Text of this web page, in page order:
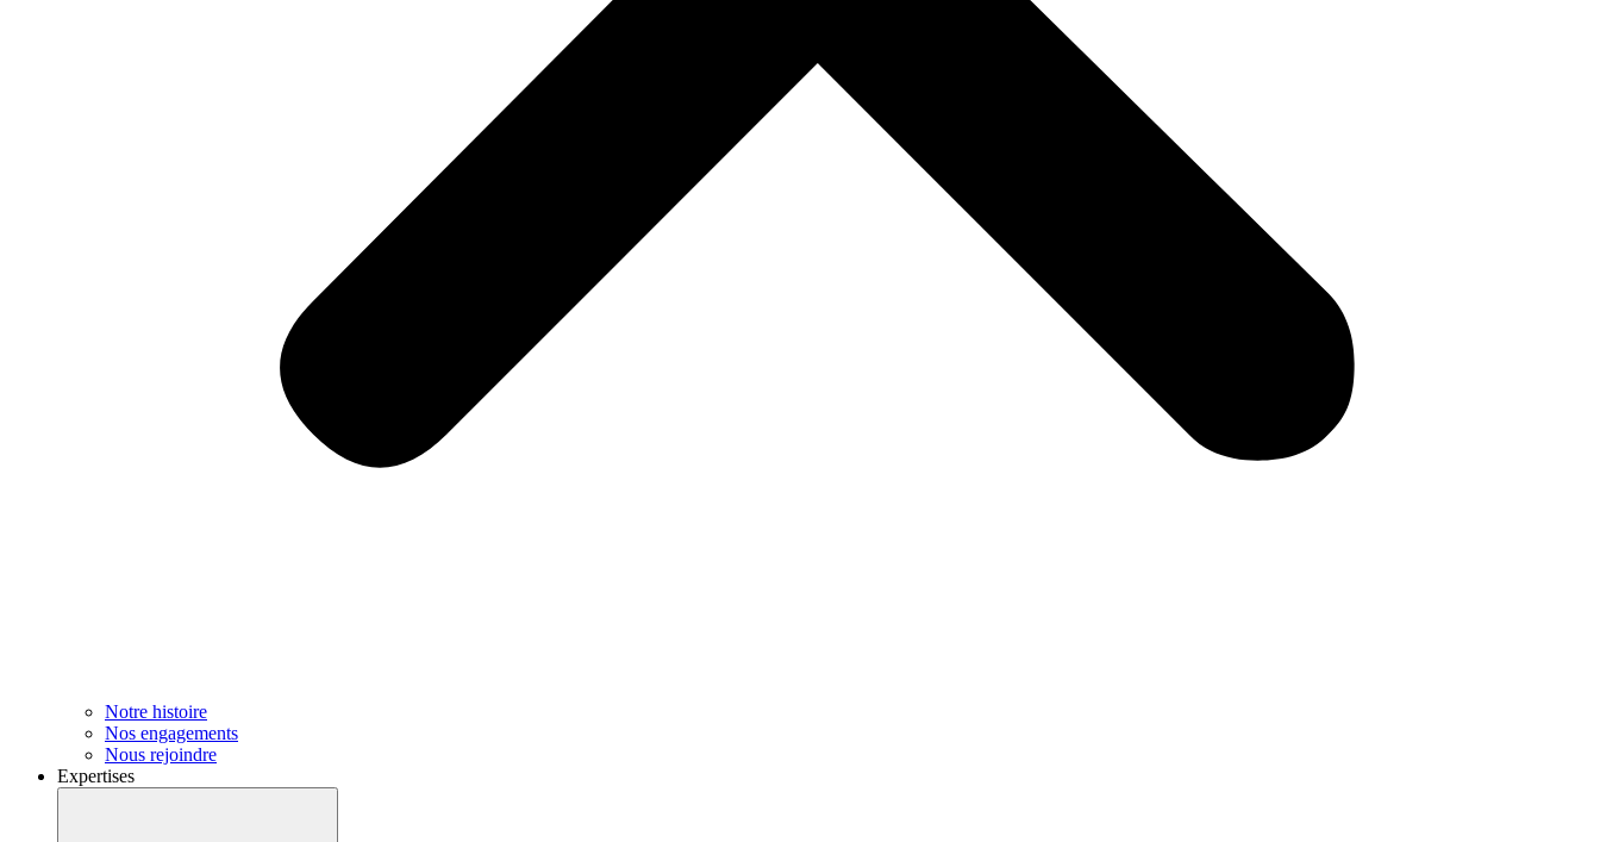
Notre histoire
Nos engagements
Nous rejoindre
Expertises